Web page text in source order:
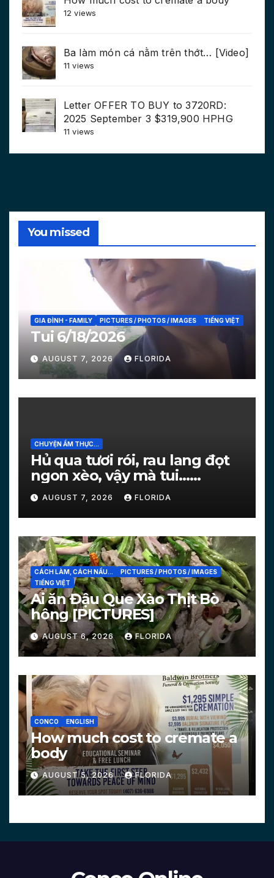
12 views
Ba làm món cá nằm trên thớt… [Video]
11 views
Letter OFFER TO BUY to 3720RD:
2025 September 3 $319,900 HPHG
11 views
You missed
GIA ĐÌNH - FAMILY PICTURES / PHOTOS / IMAGES TIẾNG VIỆT
Tui 6/18/2026
AUGUST 7, 2026 FLORIDA
CHUYỆN ẨM THỰC...
Hủ qua tươi rói, rau lang đọt
ngon xèo, vậy mà tui…
[PICTURES]
AUGUST 7, 2026 FLORIDA
CÁCH LÀM, CÁCH NẤU...
PICTURES / PHOTOS / IMAGES
TIẾNG VIỆT
Ai ăn Đậu Que Xào Thịt Bò
hông [PICTURES]
AUGUST 6, 2026 FLORIDA
CONCO ENGLISH
How much cost to cremate a
body
AUGUST 5, 2026 FLORIDA